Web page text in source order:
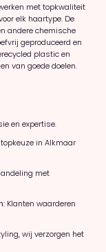
met topkwaliteit
elk haartype. De
andere chemische
geproduceerd en
plastic en
van goede doelen.
en expertise.
in Alkmaar
met
Klanten waarderen
wij verzorgen het